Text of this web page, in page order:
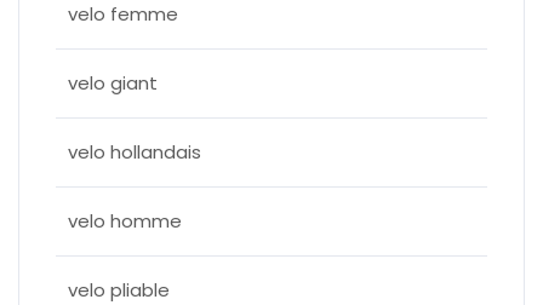
velo femme
velo giant
velo hollandais
velo homme
velo pliable